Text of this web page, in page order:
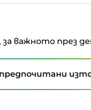
за важното през